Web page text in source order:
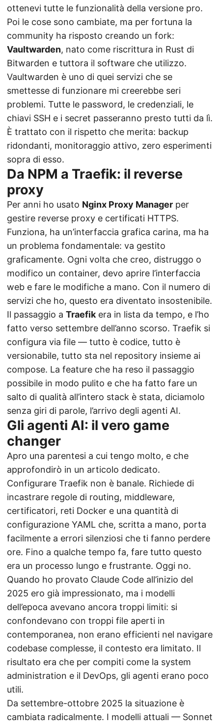
ottenevi tutte le funzionalità della versione pro.
Poi le cose sono cambiate, ma per fortuna la
community ha risposto creando un fork:
Vaultwarden, nato come riscrittura in Rust di
Bitwarden e tuttora il software che utilizzo.
Vaultwarden è uno di quei servizi che se
smettesse di funzionare mi creerebbe seri
problemi. Tutte le password, le credenziali, le
chiavi SSH e i secret passeranno presto tutti da lì.
È trattato con il rispetto che merita: backup
ridondanti, monitoraggio attivo, zero esperimenti
sopra di esso.
Da NPM a Traefik: il reverse
proxy
Per anni ho usato Nginx Proxy Manager per
gestire reverse proxy e certificati HTTPS.
Funziona, ha un’interfaccia grafica carina, ma ha
un problema fondamentale: va gestito
graficamente. Ogni volta che creo, distruggo o
modifico un container, devo aprire l’interfaccia
web e fare le modifiche a mano. Con il numero di
servizi che ho, questo era diventato insostenibile.
Il passaggio a Traefik era in lista da tempo, e l’ho
fatto verso settembre dell’anno scorso. Traefik si
configura via file — tutto è codice, tutto è
versionabile, tutto sta nel repository insieme ai
compose. La feature che ha reso il passaggio
possibile in modo pulito e che ha fatto fare un
salto di qualità all’intero stack è stata, diciamolo
senza giri di parole, l’arrivo degli agenti AI.
Gli agenti AI: il vero game
changer
Apro una parentesi a cui tengo molto, e che
approfondirò in un articolo dedicato.
Configurare Traefik non è banale. Richiede di
incastrare regole di routing, middleware,
certificatori, reti Docker e una quantità di
configurazione YAML che, scritta a mano, porta
facilmente a errori silenziosi che ti fanno perdere
ore. Fino a qualche tempo fa, fare tutto questo
era un processo lungo e frustrante. Oggi no.
Quando ho provato Claude Code all’inizio del
2025 ero già impressionato, ma i modelli
dell’epoca avevano ancora troppi limiti: si
confondevano con troppi file aperti in
contemporanea, non erano efficienti nel navigare
codebase complesse, il contesto era limitato. Il
risultato era che per compiti come la system
administration e il DevOps, gli agenti erano poco
utili.
Da settembre-ottobre 2025 la situazione è
cambiata radicalmente. I modelli attuali — Sonnet